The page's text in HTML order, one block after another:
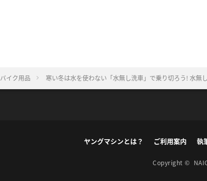
バイク用品 寒い冬は水を使わない「水無し洗車」で乗り切ろう! 水無
ヤングマシンとは？ ご利用案内 執
Copyright ©